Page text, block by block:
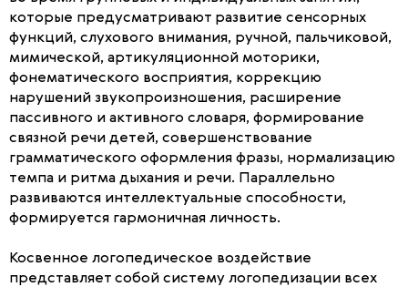
которые предусматривают развитие сенсорных
функций, слухового внимания, ручной, пальчиковой,
мимической, артикуляционной моторики,
фонематического восприятия, коррекцию
нарушений звукопроизношения, расширение
пассивного и активного словаря, формирование
связной речи детей, совершенствование
грамматического оформления фразы, нормализацию
темпа и ритма дыхания и речи. Параллельно
развиваются интеллектуальные способности,
формируется гармоничная личность.
Косвенное логопедическое воздействие
представляет собой систему логопедизации всех